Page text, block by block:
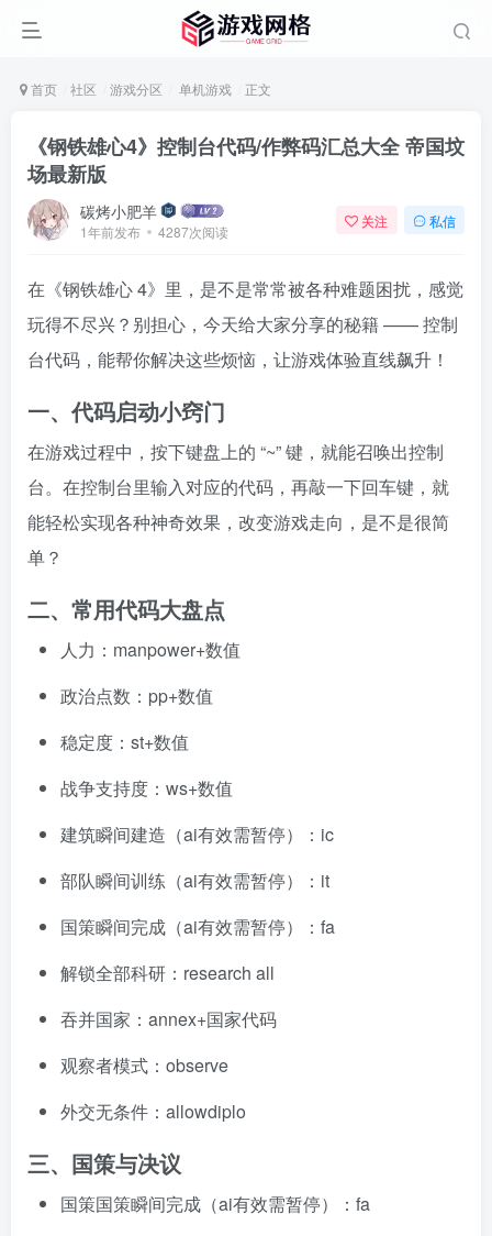
首页 社区 游戏分区 单机游戏 正文
《钢铁雄心4》控制台代码/作弊码汇总大全 帝国坟
场最新版
碳烤小肥羊
1年前发布 4287次阅读
关注 私信
在《钢铁雄心 4》里，是不是常常被各种难题困扰，感觉
玩得不尽兴？别担心，今天给大家分享的秘籍 —— 控制
台代码，能帮你解决这些烦恼，让游戏体验直线飙升！
一、代码启动小窍门
在游戏过程中，按下键盘上的 “~” 键，就能召唤出控制
台。在控制台里输入对应的代码，再敲一下回车键，就
能轻松实现各种神奇效果，改变游戏走向，是不是很简
单？
二、常用代码大盘点
人力：manpower+数值
政治点数：pp+数值
稳定度：st+数值
战争支持度：ws+数值
建筑瞬间建造（ai有效需暂停）：ic
部队瞬间训练（ai有效需暂停）：it
国策瞬间完成（ai有效需暂停）：fa
解锁全部科研：research all
吞并国家：annex+国家代码
观察者模式：observe
外交无条件：allowdiplo
三、国策与决议
国策国策瞬间完成（ai有效需暂停）：fa